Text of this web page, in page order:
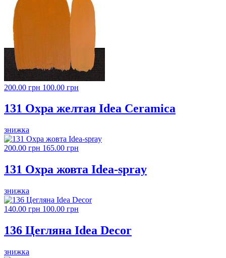
200.00 грн 100.00 грн
131 Охра желтая Idea Ceramica
знижка
200.00 грн 165.00 грн
131 Охра жовта Idea-spray
знижка
140.00 грн 100.00 грн
136 Цегляна Idea Decor
знижка